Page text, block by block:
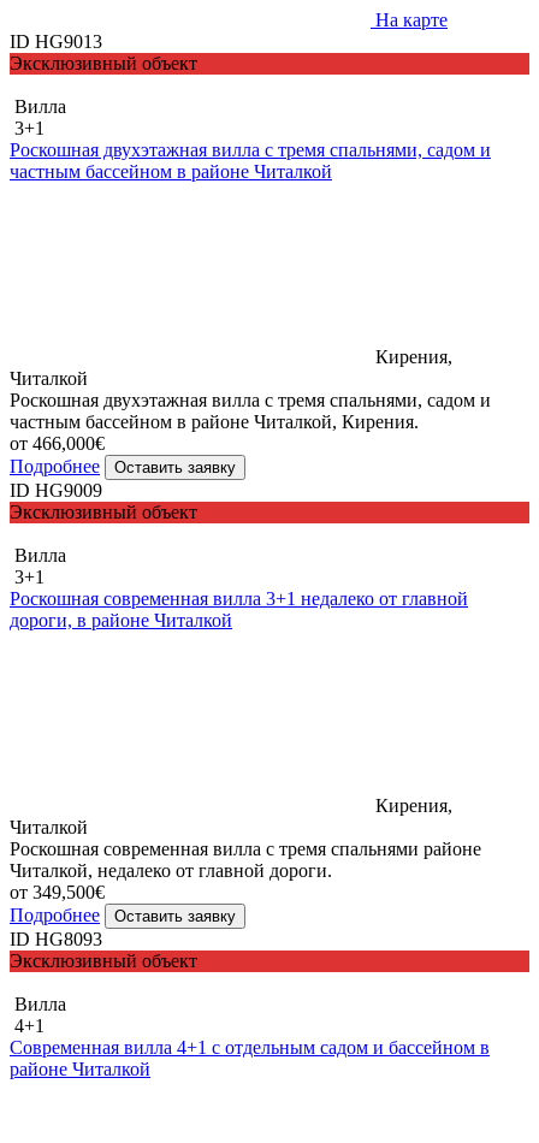
На карте
ID HG9013
Эксклюзивный объект
Вилла
3+1
Роскошная двухэтажная вилла с тремя спальнями, садом и
частным бассейном в районе Читалкой
Кирения,
Читалкой
Роскошная двухэтажная вилла с тремя спальнями, садом и
частным бассейном в районе Читалкой, Кирения.
от 466,000€
Подробнее
Оставить заявку
ID HG9009
Эксклюзивный объект
Вилла
3+1
Роскошная современная вилла 3+1 недалеко от главной
дороги, в районе Читалкой
Кирения,
Читалкой
Роскошная современная вилла с тремя спальнями районе
Читалкой, недалеко от главной дороги.
от 349,500€
Подробнее
Оставить заявку
ID HG8093
Эксклюзивный объект
Вилла
4+1
Современная вилла 4+1 с отдельным садом и бассейном в
районе Читалкой